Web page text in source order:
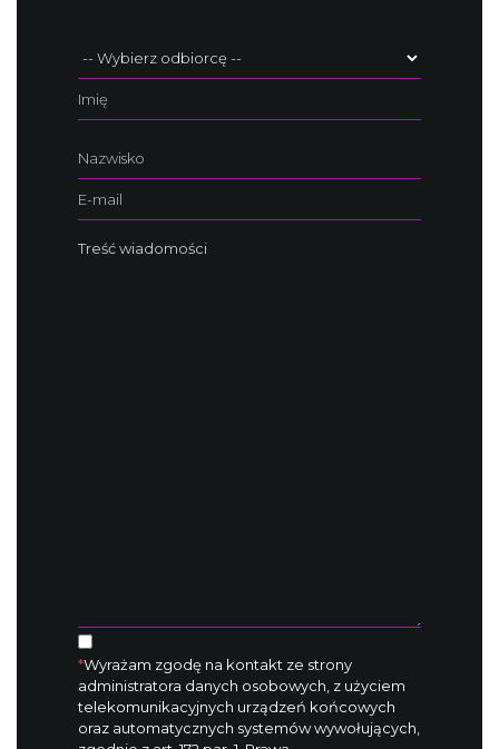
*Wyrażam zgodę na kontakt ze strony
administratora danych osobowych, z użyciem
telekomunikacyjnych urządzeń końcowych
oraz automatycznych systemów wywołujących,